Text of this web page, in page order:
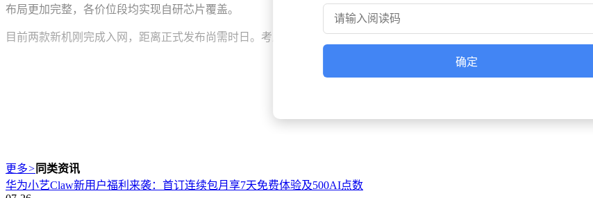
布局更加完整，各价位段均实现自研芯片覆盖。
目前两款新机刚完成入网，距离正式发布尚需时日。考虑到暑假是千元机销售旺季，学生换机需求集中释放，华为或选
确定
更多> 同类资讯
华为小艺Claw新用户福利来袭：首订连续包月享7天免费体验及500AI点数